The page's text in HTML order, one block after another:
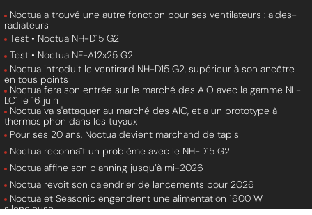
Noctua a trouvé une autre fonction pour ses ventilateurs : aides-
radiateurs
Test • Noctua NH-D15 G2
Test • Noctua NF-A12x25 G2
Noctua introduit le ventirard NH-D15 G2, supérieur à son ancêtre
en tous points
Noctua fera son entrée sur le marché des AIO avec la gamme NL-
LC1 le 16 juin
Noctua va s'attaquer au marché des AIO, et a un prototype à
thermosiphon dans les tuyaux
Pour ses 20 ans, Noctua devient marchand de tapis
Noctua reconnaît un problème avec le NH-D15 G2
Noctua affine son planning jusqu’à mi-2026
Noctua revoit son calendrier de lancements pour 2026
Noctua et Seasonic engendrent une alimentation 1600 W
silencieuse